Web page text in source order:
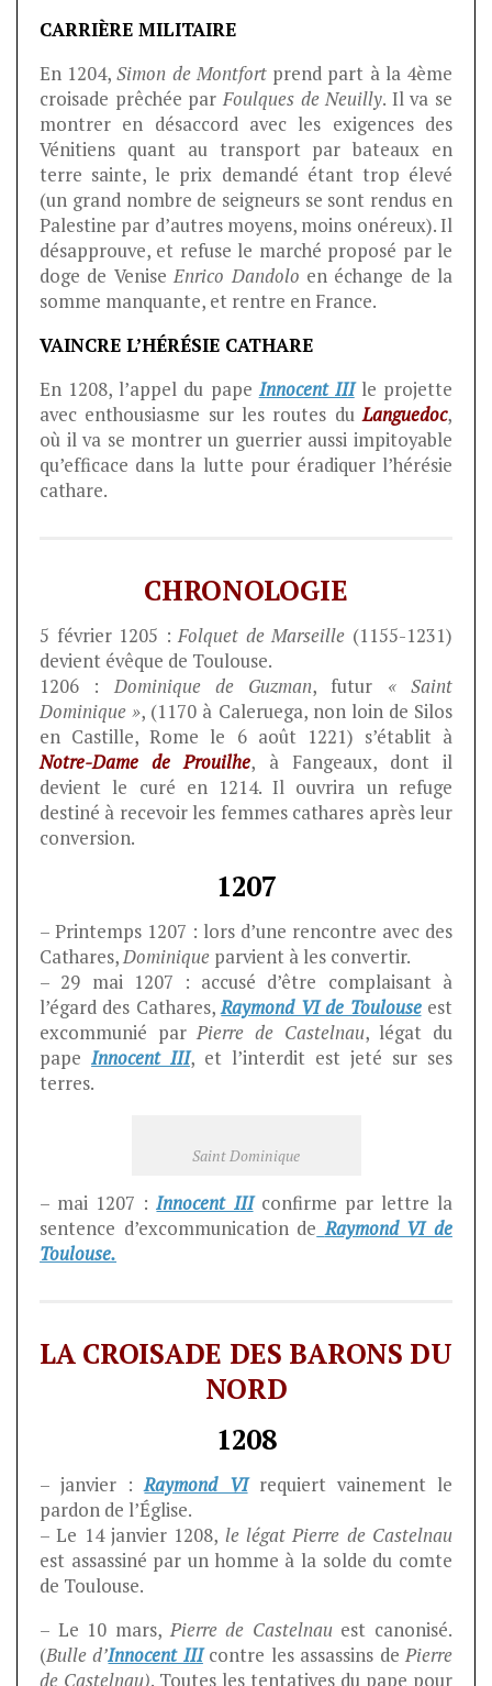
CARRIÈRE MILITAIRE
En 1204,Simon de Montfortprend part à la 4ème
croisade prêchée parFoulques de Neuilly. Il va se
montrer en désaccord avec les exigences des
Vénitiens quant au transport par bateaux en
terre sainte, le prix demandé étant trop élevé
(un grand nombre de seigneurs se sont rendus en
Palestine par d’autres moyens, moins onéreux). Il
désapprouve, et refuse le marché proposé par le
doge de VeniseEnrico Dandolo en échange de la
somme manquante, et rentre en France.
VAINCRE L’HÉRÉSIE CATHARE
En 1208, l’appel du pape Innocent IIIle projette
avec enthousiasme sur les routes duLanguedoc,
où il va se montrer un guerrier aussi impitoyable
qu’efficace dans la lutte pour éradiquer l’hérésie
cathare.
CHRONOLOGIE
5 février 1205 :Folquet de Marseille (1155-1231)
devient évêque de Toulouse.
1206 : Dominique de Guzman, futur « Saint
Dominique », (1170 à Caleruega, non loin de Silos
en Castille, Rome le 6 août 1221) s’établit à
Notre-Dame de Prouilhe, à Fangeaux, dont il
devient le curé en 1214. Il ouvrira un refuge
destiné à recevoir les femmes cathares après leur
conversion.
1207
– Printemps 1207 : lors d’une rencontre avec des
Cathares,Dominique parvient à les convertir.
– 29 mai 1207 : accusé d’être complaisant à
l’égard des Cathares,Raymond VI de Toulouseest
excommunié parPierre de Castelnau, légat du
papeInnocent III, et l’interdit est jeté sur ses
terres.
Saint Dominique
– mai 1207 :Innocent IIIconfirme par lettre la
sentence d’excommunication de Raymond VI de
Toulouse.
LA CROISADE DES BARONS DU
NORD
1208
– janvier :Raymond VIrequiert vainement le
pardon de l’Église.
– Le 14 janvier 1208, le légat Pierre de Castelnau
est assassiné par un homme à la solde du comte
de Toulouse.
– Le 10 mars,Pierre de Castelnauest canonisé.
(Bulle d’Innocent IIIcontre les assassins dePierre
de Castelnau). Toutes les tentatives du pape pour